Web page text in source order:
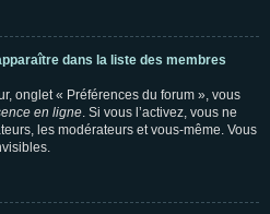
dans la liste des membres
onglet « Préférences du forum », vous
en ligne. Si vous l’activez, vous ne
les modérateurs et vous-même. Vous